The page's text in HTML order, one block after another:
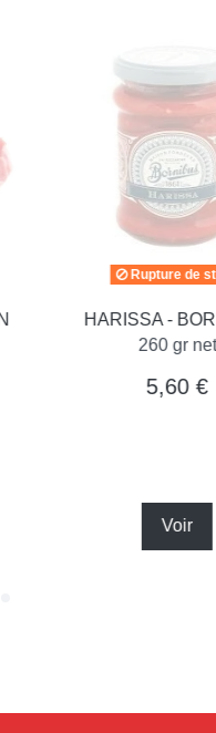
Rupture de stock
HARISSA - BORNIBUS
260 gr net
5,60 €